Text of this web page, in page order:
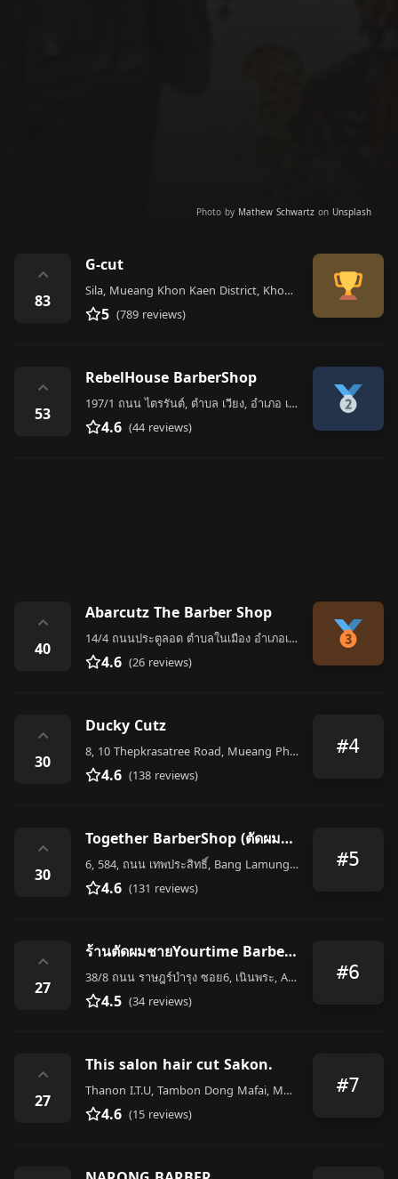
Photo by Mathew Schwartz on Unsplash
⌃
83
G-cut
Sila, Mueang Khon Kaen District, Khon Kaen 40000, Thailand
5 (789 reviews)
⌃
53
RebelHouse BarberShop
197/1 ถนน ไตรรันต์, ตำบล เวียง, อำเภอ เมืองเชียงราย
4.6 (44 reviews)
⌃
40
Abarcutz The Barber​ Shop
14/4 ถนนประตู​ลอด​ ตำบลในเมือง อำเภอเมือง จังหวัด​
4.6 (26 reviews)
⌃
30
Ducky Cutz
8, 10 Thepkrasatree Road, Mueang Phuket District
4.6 (138 reviews)
#4
⌃
30
Together BarberShop (ตัดผมชาย)
6, 584, ถนน เทพประสิทธิ์, Bang Lamung District
4.6 (131 reviews)
#5
⌃
27
ร้านตัดผม​ชาย​Yourtime Barber shop​ & Cafe house
38​/8​ ถนน​ ราษฎร์​บำรุง​ ​ซอย​6​, เนินพระ, Amphoe Mueang Rayong
4.5 (34 reviews)
#6
⌃
27
This salon hair cut Sakon.
Thanon I.T.U, Tambon Dong Mafai, Mueang Sakon Nakhon District, Sakon Nakhon 47000, Thailand
4.6 (15 reviews)
#7